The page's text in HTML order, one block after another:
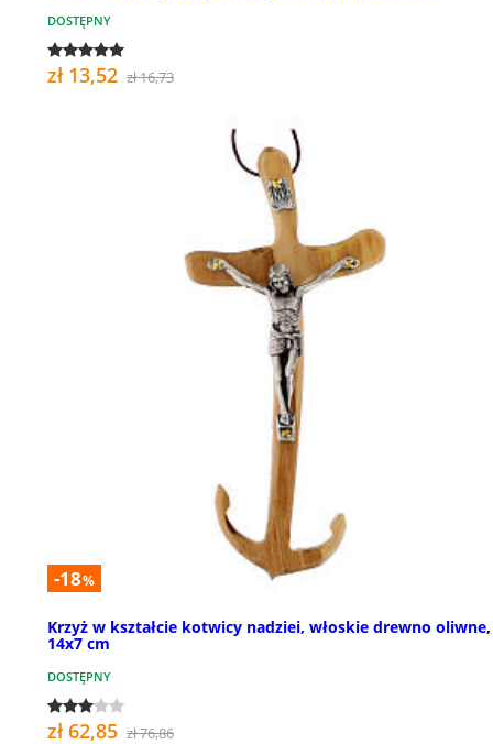
DOSTĘPNY
zł 13,52 zł 16,73
-18%
Krzyż w kształcie kotwicy nadziei, włoskie drewno oliwne,
14x7 cm
DOSTĘPNY
zł 62,85 zł 76,86